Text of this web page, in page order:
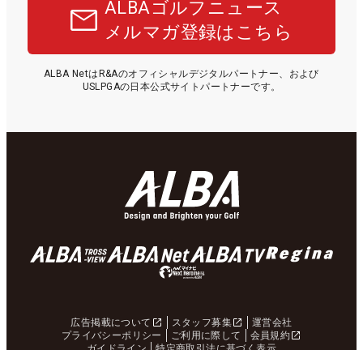
ALBAゴルフニュース
メルマガ登録はこちら
ALBA NetはR&Aのオフィシャルデジタルパートナー、および
USLPGAの日本公式サイトパートナーです。
広告掲載について スタッフ募集
運営会社
プライバシーポリシー
ご利用に際して
会員規約